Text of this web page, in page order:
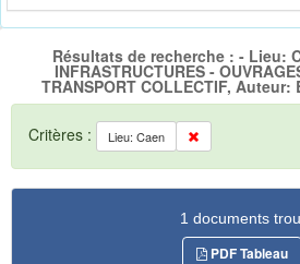
Résultats de recherche : - Lieu:
INFRASTRUCTURES -
TRANSPORT COLLECTIF, Auteur:
Critères : Lieu: Caen
1 documents
PDF Tableau